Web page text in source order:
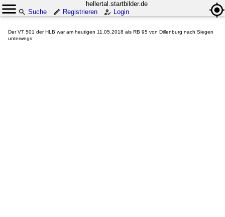
hellertal.startbilder.de
Suche
Registrieren Login
Der VT 501 der HLB war am heutigen 11.05.2018 als RB 95 von Dillenburg nach Siegen
unterwegs